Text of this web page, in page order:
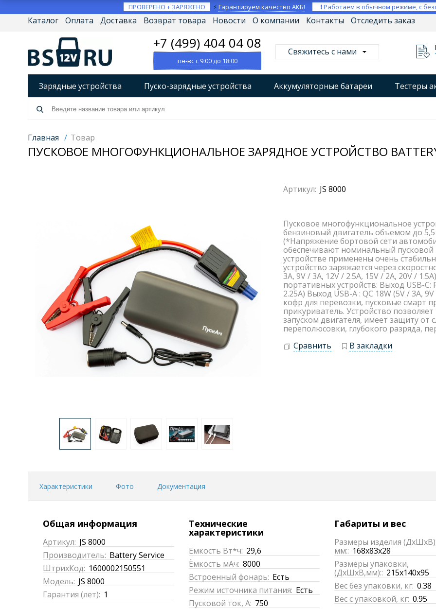
ПРОВЕРЕНО + ЗАРЯЖЕНО ⚡Гарантируем качество АКБ! ❗ Работаем в обычном режиме, с
Каталог Оплата Доставка Возврат товара Новости О компании Контакты Отследить заказ
+7 (499) 404 04 08
пн-вс с 9:00 до 18:00
Свяжитесь с нами
Зарядные устройства Пуско-зарядные устройства Аккумуляторные батареи Тестеры
Разрядно-диагностические устройства
Товары по брендам
Главная / Товар
ПУСКОВОЕ МНОГОФУНКЦИОНАЛЬНОЕ ЗАРЯДНОЕ УСТРОЙСТВО BATTERY
Артикул: JS 8000
Пусковое многофункциональное
бензиновый двигатель объемом до
(*Напряжение бортовой сети
обеспечивают номинальный
устройстве применены очень
устройство заряжается через
3A, 9V / 3A, 12V / 2.5A, 15V / 2A, 20V /
портативных устройств: Выход USB-C:
2.25A) Выход USB-A : QC 18W (5V / 3A,
кофр для перевозки, пусковые смарт
прикуриватель. Устройство
запуском двигателя, имеет защиту
переполюсовки, глубокого разряда,
Сравнить
В закладки
Характеристики Фото Документация
Общая информация
Артикул: JS 8000
Производитель: Battery Service
ШтрихКод: 1600002150551
Модель: JS 8000
Гарантия (лет): 1
Технические
характеристики
Емкость Вт*ч: 29,6
Ёмкость мАч: 8000
Встроенный фонарь: Есть
Режим источника питания: Есть
Пусковой ток, А: 750
Габариты и вес
Размеры изделия
мм:: 168x83x28
Размеры упаковки,
(ДхШхВ,мм):: 215x140x95
Вес без упаковки, кг: 0.38
Вес с упаковкой, кг: 0.95